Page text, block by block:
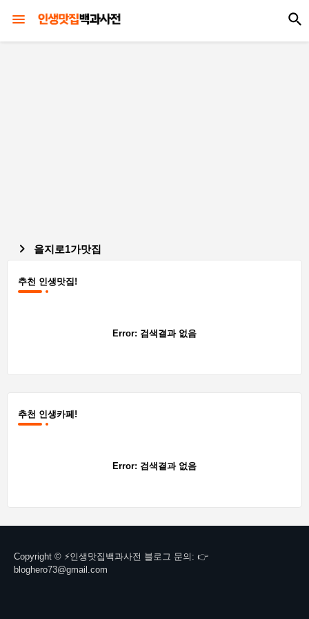
을지로1가맛집
추천 인생맛집!
Error: 검색결과 없음
추천 인생카페!
Error: 검색결과 없음
Copyright © ⚡인생맛집백과사전 블로그 문의: 👉
bloghero73@gmail.com